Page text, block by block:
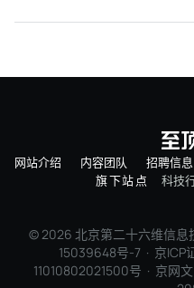
网站介绍 内容团队 招聘信息
旗下站点
科技
© 2026 北京第二十六维信息
15039648号-7 · 京ICP
11010802021500号 · 京